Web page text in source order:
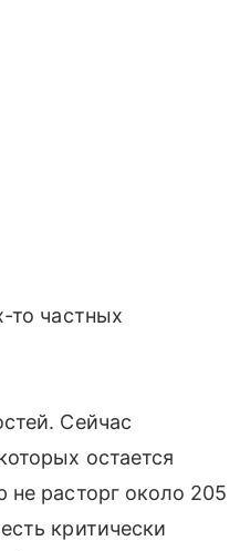
то частных
Сейчас
остается
расторг около 205
критически